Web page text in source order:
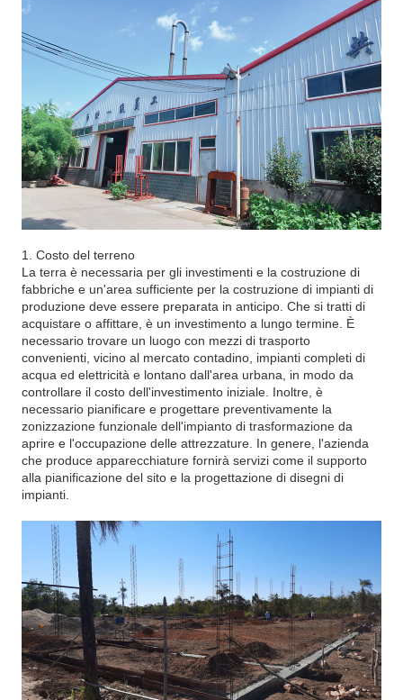
1. Costo del terreno
La terra è necessaria per gli investimenti e la costruzione di
fabbriche e un'area sufficiente per la costruzione di impianti di
produzione deve essere preparata in anticipo. Che si tratti di
acquistare o affittare, è un investimento a lungo termine. È
necessario trovare un luogo con mezzi di trasporto
convenienti, vicino al mercato contadino, impianti completi di
acqua ed elettricità e lontano dall'area urbana, in modo da
controllare il costo dell'investimento iniziale. Inoltre, è
necessario pianificare e progettare preventivamente la
zonizzazione funzionale dell'impianto di trasformazione da
aprire e l'occupazione delle attrezzature. In genere, l'azienda
che produce apparecchiature fornirà servizi come il supporto
alla pianificazione del sito e la progettazione di disegni di
impianti.